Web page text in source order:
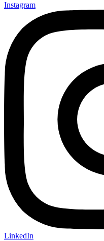
Instagram
LinkedIn